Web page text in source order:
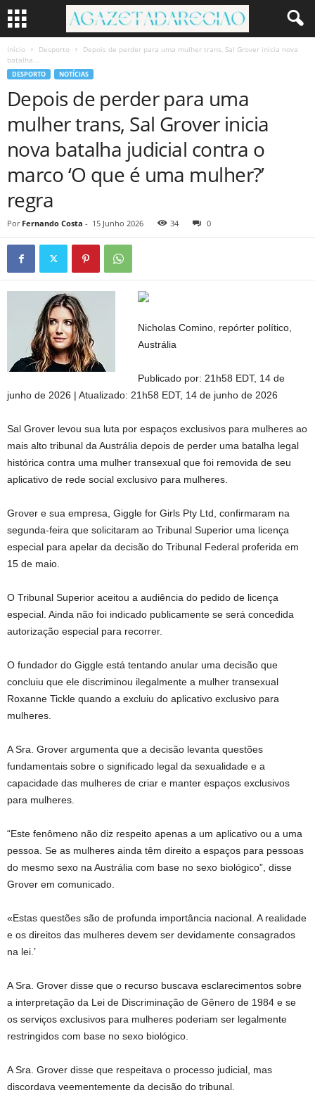
Início Desporto
Depois de perder para uma mulher trans, Sal Grover inicia nova
batalha...
DESPORTO NOTÍCIAS
Depois de perder para uma
mulher trans, Sal Grover inicia
nova batalha judicial contra o
marco ‘O que é uma mulher?’
regra
Por Fernando Costa - 15 Junho 2026 34 0
Nicholas Comino, repórter político,
Austrália
Publicado por: 21h58 EDT, 14 de
junho de 2026 | Atualizado: 21h58 EDT, 14 de junho de 2026
Sal Grover levou sua luta por espaços exclusivos para mulheres ao
mais alto tribunal da Austrália depois de perder uma batalha legal
histórica contra uma mulher transexual que foi removida de seu
aplicativo de rede social exclusivo para mulheres.
Grover e sua empresa, Giggle for Girls Pty Ltd, confirmaram na
segunda-feira que solicitaram ao Tribunal Superior uma licença
especial para apelar da decisão do Tribunal Federal proferida em
15 de maio.
O Tribunal Superior aceitou a audiência do pedido de licença
especial. Ainda não foi indicado publicamente se será concedida
autorização especial para recorrer.
O fundador do Giggle está tentando anular uma decisão que
concluiu que ele discriminou ilegalmente a mulher transexual
Roxanne Tickle quando a excluiu do aplicativo exclusivo para
mulheres.
A Sra. Grover argumenta que a decisão levanta questões
fundamentais sobre o significado legal da sexualidade e a
capacidade das mulheres de criar e manter espaços exclusivos
para mulheres.
“Este fenômeno não diz respeito apenas a um aplicativo ou a uma
pessoa. Se as mulheres ainda têm direito a espaços para pessoas
do mesmo sexo na Austrália com base no sexo biológico”, disse
Grover em comunicado.
«Estas questões são de profunda importância nacional. A realidade
e os direitos das mulheres devem ser devidamente consagrados
na lei.’
A Sra. Grover disse que o recurso buscava esclarecimentos sobre
a interpretação da Lei de Discriminação de Gênero de 1984 e se
os serviços exclusivos para mulheres poderiam ser legalmente
restringidos com base no sexo biológico.
A Sra. Grover disse que respeitava o processo judicial, mas
discordava veementemente da decisão do tribunal.